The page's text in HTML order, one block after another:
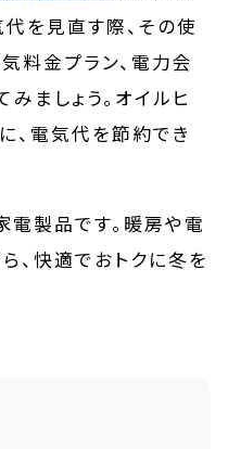
を見直す際、その使
料金プラン、電力会
ましょう。オイルヒ
、電気代を節約でき
電製品です。暖房や電
、快適でおトクに冬を